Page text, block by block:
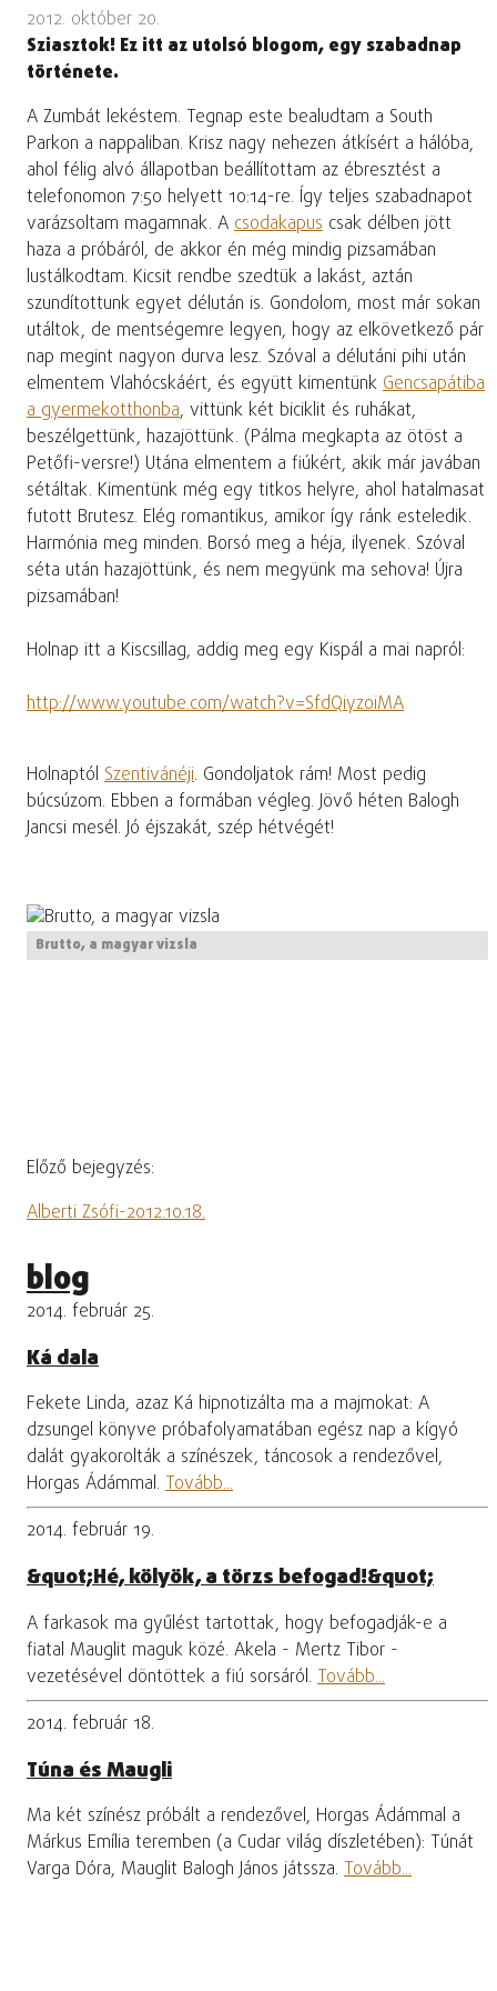
2012. október 20.
Sziasztok! Ez itt az utolsó blogom, egy szabadnap
története.
A Zumbát lekéstem. Tegnap este bealudtam a South
Parkon a nappaliban. Krisz nagy nehezen átkísért a hálóba,
ahol félig alvó állapotban beállítottam az ébresztést a
telefonomon 7:50 helyett 10:14-re. Így teljes szabadnapot
varázsoltam magamnak. A csodakapus csak délben jött
haza a próbáról, de akkor én még mindig pizsamában
lustálkodtam. Kicsit rendbe szedtük a lakást, aztán
szundítottunk egyet délután is. Gondolom, most már sokan
utáltok, de mentségemre legyen, hogy az elkövetkező pár
nap megint nagyon durva lesz. Szóval a délutáni pihi után
elmentem Vlahócskáért, és együtt kimentünk Gencsapátiba
a gyermekotthonba, vittünk két biciklit és ruhákat,
beszélgettünk, hazajöttünk. (Pálma megkapta az ötöst a
Petőfi-versre!) Utána elmentem a fiúkért, akik már javában
sétáltak. Kimentünk még egy titkos helyre, ahol hatalmasat
futott Brutesz. Elég romantikus, amikor így ránk esteledik.
Harmónia meg minden. Borsó meg a héja, ilyenek. Szóval
séta után hazajöttünk, és nem megyünk ma sehova! Újra
pizsamában!
Holnap itt a Kiscsillag, addig meg egy Kispál a mai napról:
http://www.youtube.com/watch?v=SfdQiyz0iMA
Holnaptól Szentivánéji. Gondoljatok rám! Most pedig
búcsúzom. Ebben a formában végleg. Jövő héten Balogh
Jancsi mesél. Jó éjszakát, szép hétvégét!
Brutto, a magyar vizsla
Előző bejegyzés:
Alberti Zsófi-2012.10.18.
blog
2014. február 25.
Ká dala
Fekete Linda, azaz Ká hipnotizálta ma a majmokat: A
dzsungel könyve próbafolyamatában egész nap a kígyó
dalát gyakorolták a színészek, táncosok a rendezővel,
Horgas Ádámmal. Tovább...
2014. február 19.
&quot;Hé, kölyök, a törzs befogad!&quot;
A farkasok ma gyűlést tartottak, hogy befogadják-e a
fiatal Mauglit maguk közé. Akela - Mertz Tibor -
vezetésével döntöttek a fiú sorsáról. Tovább...
2014. február 18.
Túna és Maugli
Ma két színész próbált a rendezővel, Horgas Ádámmal a
Márkus Emília teremben (a Cudar világ díszletében): Túnát
Varga Dóra, Mauglit Balogh János játssza. Tovább...